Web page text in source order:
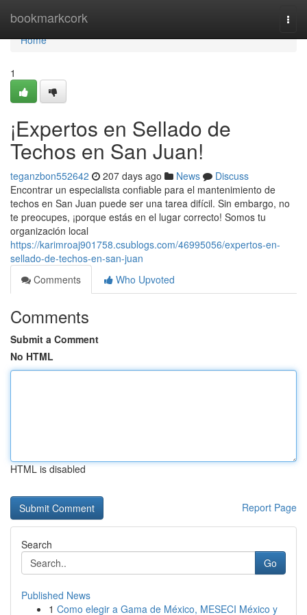
bookmarkcork
Home
Home
1
¡Expertos en Sellado de
Techos en San Juan!
teganzbon552642 207 days ago News
Discuss
Encontrar un especialista confiable para el mantenimiento de
techos en San Juan puede ser una tarea difícil. Sin embargo, no
te preocupes, ¡porque estás en el lugar correcto! Somos tu
organización local
https://karimroaj901758.csublogs.com/46995056/expertos-en-
sellado-de-techos-en-san-juan
Comments
Who Upvoted
Comments
Submit a Comment
No HTML
HTML is disabled
Report Page
Search
Go
Published News
1 Como elegir a Gama de México, MESECI México y